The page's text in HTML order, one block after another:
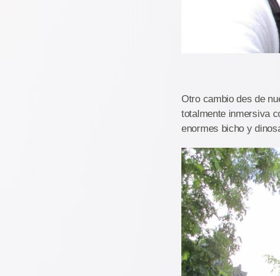
Otro cambio des de
totalmente inmersiva
enormes bicho y